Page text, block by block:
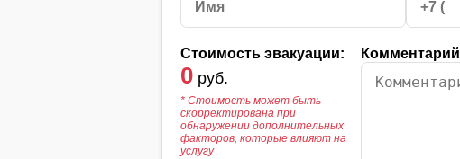
Стоимость эвакуации:
0руб.
* Стоимость может быть
скорректирована при
обнаружении дополнительных
факторов, которые влияют на
услугу
Комментарий